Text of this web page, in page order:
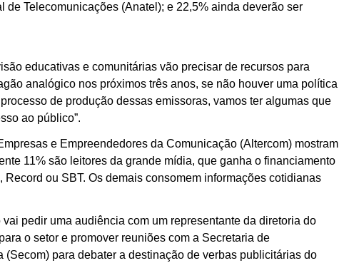
Telecomunicações (Anatel); e 22,5% ainda deverão ser
educativas e comunitárias vão precisar de recursos para
analógico nos próximos três anos, se não houver uma política
de produção dessas emissoras, vamos ter algumas que
ao público”.
e Empreendedores da Comunicação (Altercom) mostram
11% são leitores da grande mídia, que ganha o financiamento
ou SBT. Os demais consomem informações cotidianas
pedir uma audiência com um representante da diretoria do
o setor e promover reuniões com a Secretaria de
para debater a destinação de verbas publicitárias do